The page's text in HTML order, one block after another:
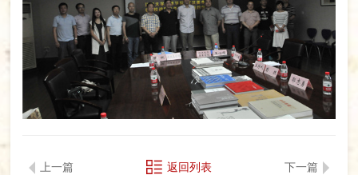
上一篇 返回列表 下一篇